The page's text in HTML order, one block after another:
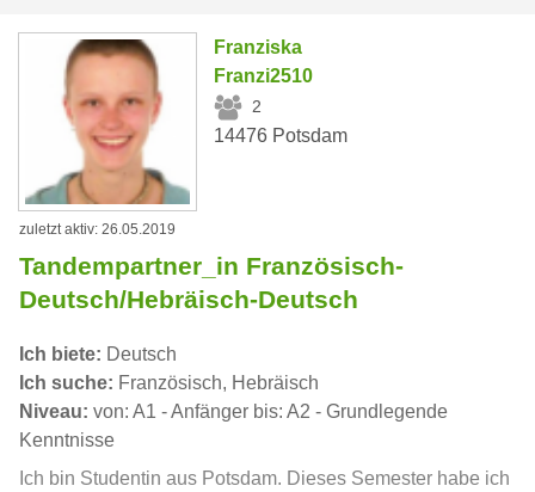
Franziska
Franzi2510
2
14476 Potsdam
zuletzt aktiv: 26.05.2019
Tandempartner_in Französisch-
Deutsch/Hebräisch-Deutsch
Ich biete: Deutsch
Ich suche: Französisch, Hebräisch
Niveau: von: A1 - Anfänger bis: A2 - Grundlegende
Kenntnisse
Ich bin Studentin aus Potsdam. Dieses Semester habe ich